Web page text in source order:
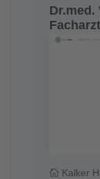
Dr.med.
Kalker